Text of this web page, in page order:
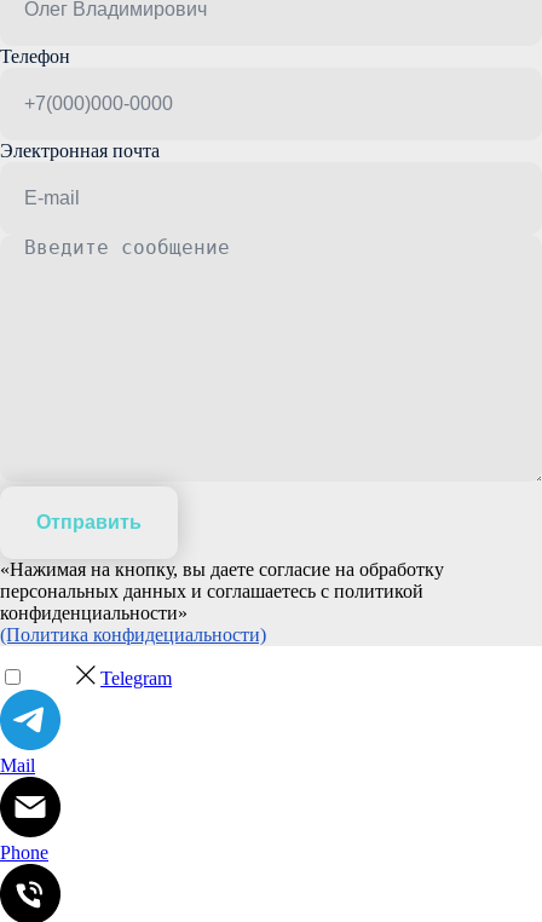
Телефон
Электронная почта
Отправить
«Нажимая на кнопку, вы даете согласие на обработку
персональных данных и соглашаетесь c политикой
конфиденциальности»
(Политика конфидециальности)
Telegram
Mail
Phone